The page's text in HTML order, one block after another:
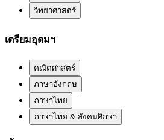
วิทยาศาสตร์
เตรียมอุดมฯ
คณิตศาสตร์
ภาษาอังกฤษ
ภาษาไทย
ภาษาไทย & สังคมศึกษา